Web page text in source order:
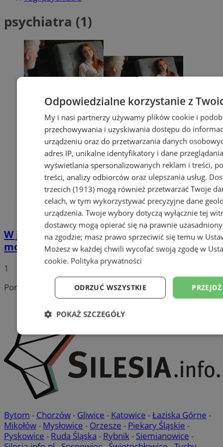
psychiatra (1)
W jakich problemach u dorosłych i dzieci
może pomóc psychiatra?
1
Portal należy do sieci
Bytom - Chorzów- Gliwice - Katowice -Łaziska Górne -
Mikołów- Mysłowice - Orzesze - Piekary Śląskie -
Pyskowice - Ruda Śląska - Rybnik- Siemianowice -
Odpowiedzialne korzystanie z
My i nasi partnerzy używamy plików cookie i
przechowywania i uzyskiwania dostępu do
urządzeniu oraz do przetwarzania danych
adres IP, unikalne identyfikatory i dane
wyświetlania spersonalizowanych reklam i treści,
treści, analizy odbiorców oraz ulepszania usług.
trzecich (1913)mogą również przetwarzać Twoje
celach, w tym wykorzystywać precyzyjne dane
urządzenia. Twoje wybory dotyczą wyłącznie tej
dostawcy mogą opierać się na prawnie
na zgodzie; masz prawo sprzeciwić się temu w
Możesz w każdej chwili wycofać swoją zgodę w
cookie. Polityka prywatności
ODRZUĆ WSZYSTKIE
POKAŻ SZCZEGÓŁY
Niezbędne Wydajność Targetowanie
Niesklasyfikowane
Niezbędne Wydajność Targetowanie